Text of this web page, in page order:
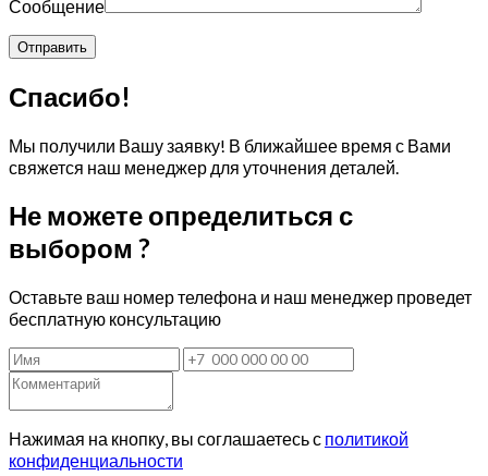
Сообщение
Спасибо!
Мы получили Вашу заявку! В ближайшее время с Вами
свяжется наш менеджер для уточнения деталей.
Не можете определиться с
выбором ?
Оставьте ваш номер телефона и наш менеджер проведет
бесплатную консультацию
Нажимая на кнопку, вы соглашаетесь с политикой
конфиденциальности